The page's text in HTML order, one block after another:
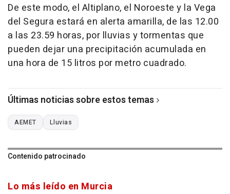
De este modo, el Altiplano, el Noroeste y la Vega
del Segura estará en alerta amarilla, de las 12.00
a las 23.59 horas, por lluvias y tormentas que
pueden dejar una precipitación acumulada en
una hora de 15 litros por metro cuadrado.
Últimas noticias sobre estos temas
AEMET Lluvias
Contenido patrocinado
Lo más leído en Murcia